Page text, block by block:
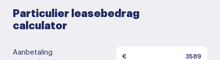
Particulier leasebedrag
calculator
Aanbetaling
€